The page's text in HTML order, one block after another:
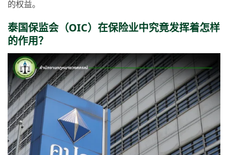
的权益。
泰国保监会（OIC）在保险业中究竟发挥着怎样
的作用？